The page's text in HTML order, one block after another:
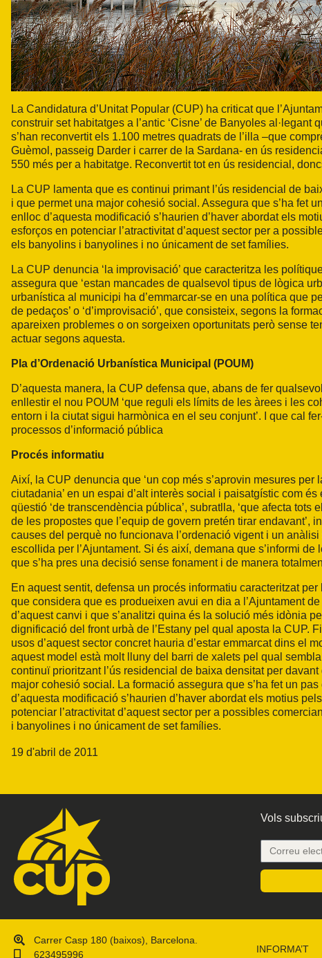
La Candidatura d’Unitat Popular (CUP) ha criticat que
construir set habitatges a l’antic ‘Cisne’ de Banyoles
s’han reconvertit els 1.100 metres quadrats de l’illa –que
Guèmol, passeig Darder i carrer de la Sardana- en ús
550 més per a habitatge. Reconvertit tot en ús residencial,
La CUP lamenta que es continui primant l’ús residencial de
i que permet una major cohesió social. Assegura que s’ha fet
enlloc d’aquesta modificació s’haurien d’haver abordat els
esforços en potenciar l’atractivitat d’aquest sector per a
els banyolins i banyolines i no únicament de set famílies.
La CUP denuncia ‘la improvisació’ que caracteritza les
assegura que ‘estan mancades de qualsevol tipus de lògica
urbanística al municipi ha d’emmarcar-se en una política que
de pedaços’ o ‘d’improvisació’, que consisteix, segons la
apareixen problemes o on sorgeixen oportunitats però sense
actuar segons aquesta.
Pla d’Ordenació Urbanística Municipal (POUM)
D’aquesta manera, la CUP defensa que, abans de fer
enllestir el nou POUM ‘que reguli els límits de les àrees i les
entorn i la ciutat sigui harmònica en el seu conjunt’. I que cal
processos d’informació pública
Procés informatiu
Així, la CUP denuncia que ‘un cop més s’aprovin mesures
ciutadania’ en un espai d’alt interès social i paisatgístic com és
qüestió ‘de transcendència pública’, subratlla, ‘que afecta
de les propostes que l’equip de govern pretén tirar endavant’,
causes del perquè no funcionava l’ordenació vigent i un
escollida per l’Ajuntament. Si és així, demana que s’informi
que s’ha pres una decisió sense fonament i de manera
En aquest sentit, defensa un procés informatiu caracteritzat
que considera que es produeixen avui en dia a l’Ajuntament
d’aquest canvi i que s’analitzi quina és la solució més idònia
dignificació del front urbà de l’Estany pel qual aposta la CUP.
usos d’aquest sector concret hauria d’estar emmarcat dins el
aquest model està molt lluny del barri de xalets pel qual
continuï prioritzant l’ús residencial de baixa densitat per davant
major cohesió social. La formació assegura que s’ha fet un
d’aquesta modificació s’haurien d’haver abordat els motius
potenciar l’atractivitat d’aquest sector per a possibles
i banyolines i no únicament de set famílies.
19 d'abril de 2011
Vols
Carrer Casp 180 (baixos), Barcelona.
623495996
INFORMA’T